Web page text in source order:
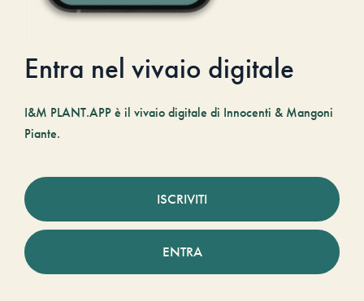
Entra nel vivaio digitale
I&M PLANT.APP è il vivaio digitale di Innocenti & Mangoni
Piante.
ISCRIVITI
ENTRA